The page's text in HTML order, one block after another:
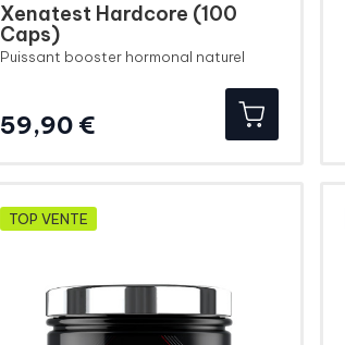
Xenatest Hardcore (100
Caps)
Puissant booster hormonal naturel
59,90 €Prix
TOP VENTE